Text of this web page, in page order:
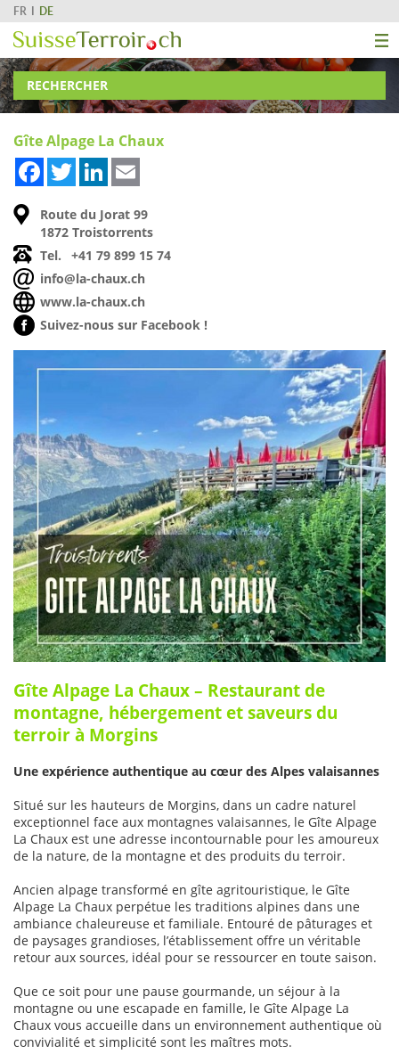
FR DE
RECHERCHER
Gîte Alpage La Chaux
FacebookTwitterLinkedIn
Route du Jorat 99
1872 Troistorrents
Tel.
+41 79 899 15 74
info@la-chaux.ch
www.la-chaux.ch
Suivez-nous sur Facebook !
Gîte Alpage La Chaux – Restaurant de
montagne, hébergement et saveurs du
terroir à Morgins
Une expérience authentique au cœur des Alpes valaisannes
Situé sur les hauteurs de Morgins, dans un cadre naturel
exceptionnel face aux montagnes valaisannes, le Gîte Alpage
La Chaux est une adresse incontournable pour les amoureux
de la nature, de la montagne et des produits du terroir.
Ancien alpage transformé en gîte agritouristique, le Gîte
Alpage La Chaux perpétue les traditions alpines dans une
ambiance chaleureuse et familiale. Entouré de pâturages et
de paysages grandioses, l’établissement offre un véritable
retour aux sources, idéal pour se ressourcer en toute saison.
Que ce soit pour une pause gourmande, un séjour à la
montagne ou une escapade en famille, le Gîte Alpage La
Chaux vous accueille dans un environnement authentique où
convivialité et simplicité sont les maîtres mots.